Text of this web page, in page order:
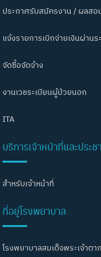
ประกาศรับสมัครงาน / ผลสอ
แจ้งรายการเบิกจ่ายเงินผ่าน
จัดซื้อจัดจ้าง
งานเวชระเบียนผู้ป่วยนอก
ITA
บริการเจ้าหน้าที่และประช
สำหรับเจ้าหน้าที่
ที่อยู่โรงพยาบาล
โรงพยาบาลสมเด็จพระเจ้าตา